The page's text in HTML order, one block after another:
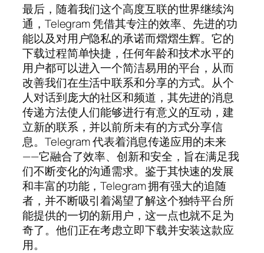
最后，随着我们这个高度互联的世界继续沟
通，Telegram 凭借其专注的效率、先进的功
能以及对用户隐私的承诺而熠熠生辉。它的
下载过程简单快捷，任何年龄和技术水平的
用户都可以进入一个简洁易用的平台，从而
改善我们在生活中联系和分享的方式。从个
人对话到庞大的社区和频道，其先进的消息
传递方法使人们能够进行有意义的互动，建
立新的联系，并以前所未有的方式分享信
息。Telegram 代表着消息传递应用的未来
——它融合了效率、创新和安全，旨在满足我
们不断变化的沟通需求。鉴于其快速的发展
和丰富的功能，Telegram 拥有强大的追随
者，并不断吸引着渴望了解这个独特平台所
能提供的一切的新用户，这一点也就不足为
奇了。他们正在考虑立即下载并安装这款应
用。